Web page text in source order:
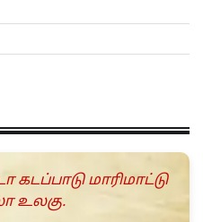
மாரிமாட்டு
உலகு.